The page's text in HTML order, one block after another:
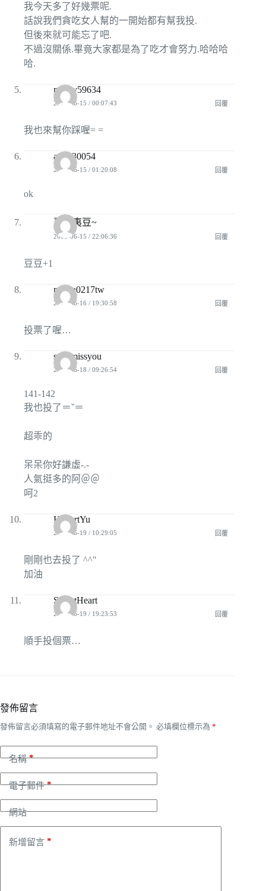
我今天多了好幾票呢.
話說我們貪吃女人幫的一開始都有幫我投.
但後來就可能忘了吧.
不過沒關係.畢竟大家都是為了吃才會努力.哈哈哈
哈.
ponny59634
2008-06-15 / 00:07:43 回覆
我也來幫你踩喔= =
a94130054
2008-06-15 / 01:20:08 回覆
ok
夏威夷豆~
2008-06-15 / 22:06:36 回覆
豆豆+1
panda0217tw
2008-06-16 / 19:30:58 回覆
投票了喔…
stylemissyou
2008-06-18 / 09:26:54 回覆
141-142
我也投了＝ˇ＝
超乖的
呆呆你好謙虛-.-
人氣挺多的阿＠＠
呵2
HubertYu
2008-06-19 / 10:29:05 回覆
剛剛也去投了 ^^"
加油
SecretHeart
2008-06-19 / 19:23:53 回覆
順手投個票…
發佈留言
發佈留言必須填寫的電子郵件地址不會公開。 必填欄位標示為 *
名稱*
電子郵件*
網站
新增留言 *